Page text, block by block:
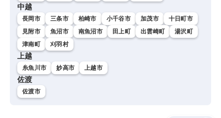
中越
長岡市 三条市 柏崎市 小千谷市 加茂市
十日町市
見附市
魚沼市 南魚沼市 田上町 出雲崎町
湯沢町
津南町
刈羽村
上越
糸魚川市 妙高市 上越市
佐渡
佐渡市